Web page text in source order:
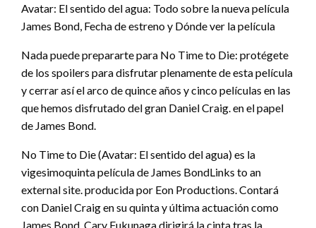
Avatar: El sentido del agua: Todo sobre la nueva película
James Bond, Fecha de estreno y Dónde ver la película
Nada puede prepararte para No Time to Die: protégete
de los spoilers para disfrutar plenamente de esta película
y cerrar así el arco de quince años y cinco películas en las
que hemos disfrutado del gran Daniel Craig. en el papel
de James Bond.
No Time to Die (Avatar: El sentido del agua) es la
vigesimoquinta película de James BondLinks to an
external site. producida por Eon Productions. Contará
con Daniel Craig en su quinta y última actuación como
James Bond. Cary Fukunaga dirigirá la cinta tras la